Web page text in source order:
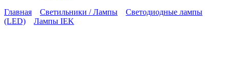
Главная
Светильники / Лампы
Светодиодные лампы
(LED)
Лампы IEK